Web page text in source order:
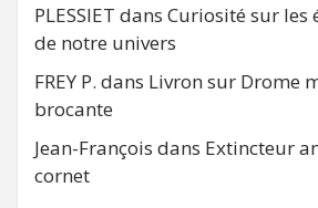
PLESSIET dans Curiosité sur les
de notre univers
FREY P. dans Livron sur Drome
brocante
Jean-François dans Extincteur
cornet